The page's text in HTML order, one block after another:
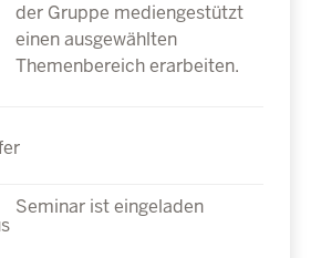
der Gruppe mediengestützt
einen ausgewählten
Themenbereich erarbeiten.
Seminar ist eingeladen